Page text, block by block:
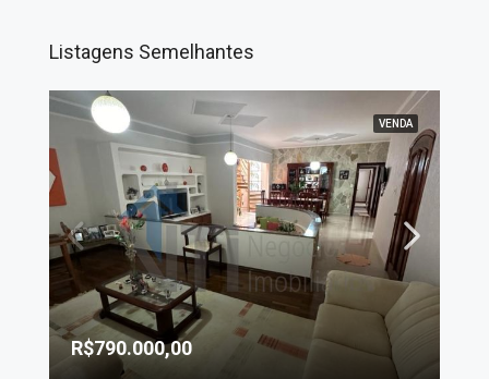
Listagens Semelhantes
VENDA
R$790.000,00